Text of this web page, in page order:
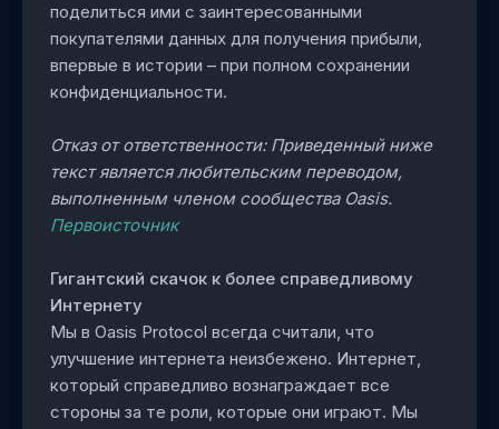
поделиться ими с заинтересованными
покупателями данных для получения прибыли,
впервые в истории – при полном сохранении
конфиденциальности.
Отказ от ответственности: Приведенный ниже
текст является любительским переводом,
выполненным членом сообщества Oasis.
Первоисточник
Гигантский скачок к более справедливому
Интернету
Мы в Oasis Protocol всегда считали, что
улучшение интернета неизбежено. Интернет,
который справедливо вознаграждает все
стороны за те роли, которые они играют. Мы